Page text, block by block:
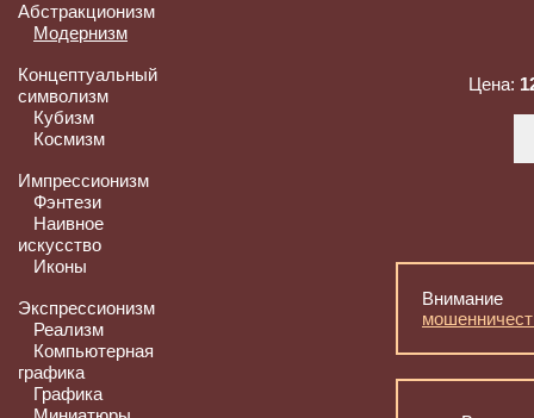
Абстракционизм
Модернизм
Концептуальный
символизм
Кубизм
Космизм
Импрессионизм
Фэнтези
Наивное
искусство
Иконы
Экспрессионизм
Реализм
Компьютерная
графика
Графика
Цена: